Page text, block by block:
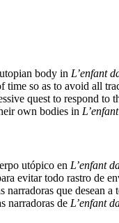
body in L’enfant
time so as to avoid all
quest to respond
own bodies in
utópico en L’enfant
evitar todo rastro de
narradoras que desean
narradoras de L’enfant